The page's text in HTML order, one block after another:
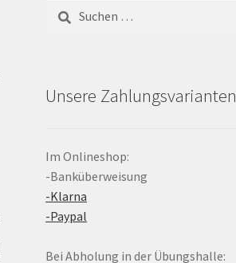
nach:
Unsere Zahlungsvarianten
Im Onlineshop:
-Banküberweisung
-Klarna
-Paypal
Bei Abholung in der Übungshalle: